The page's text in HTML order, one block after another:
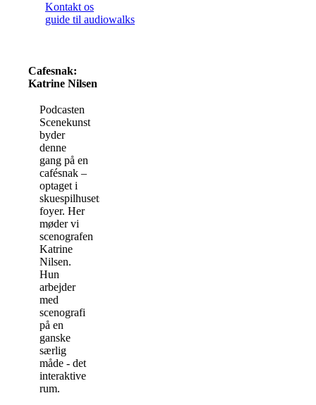
Kontakt os
guide til audiowalks
Cafesnak:
Katrine Nilsen
Podcasten
Scenekunst
byder
denne
gang på en
cafésnak –
optaget i
skuespilhusets
foyer. Her
møder vi
scenografen
Katrine
Nilsen.
Hun
arbejder
med
scenografi
på en
ganske
særlig
måde - det
interaktive
rum.